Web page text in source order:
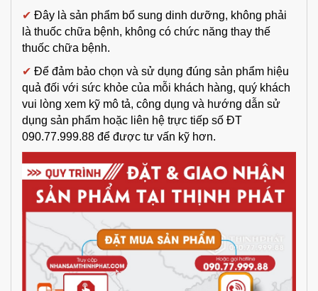
✔ Đây là sản phẩm bổ sung dinh dưỡng, không phải
là thuốc chữa bệnh, không có chức năng thay thế
thuốc chữa bệnh.
✔ Để đảm bảo chọn và sử dụng đúng sản phẩm hiệu
quả đối với sức khỏe của mỗi khách hàng, quý khách
vui lòng xem kỹ mô tả, công dụng và hướng dẫn sử
dụng sản phẩm hoặc liên hệ trực tiếp số ĐT
090.77.999.88 để được tư vấn kỹ hơn.